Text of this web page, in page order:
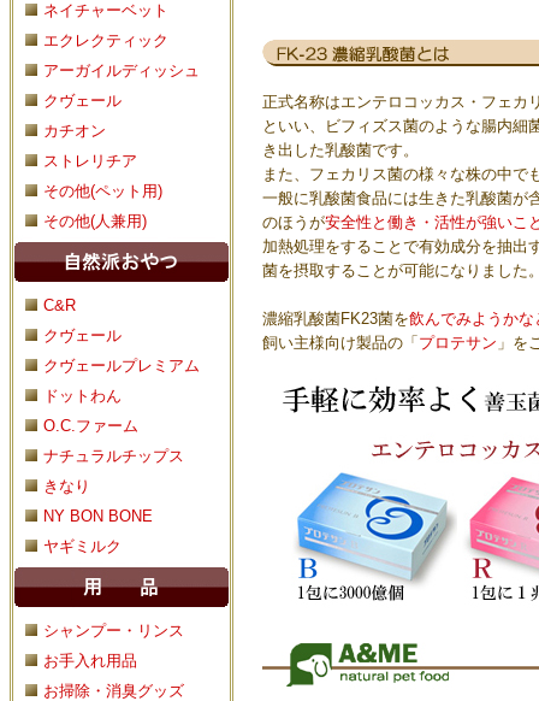
ネイチャーベット
エクレクティック
アーガイルディッシュ
クヴェール
カチオン
ストレリチア
その他(ペット用)
その他(人兼用)
C&R
クヴェール
クヴェールプレミアム
ドットわん
O.C.ファーム
ナチュラルチップス
きなり
NY BON BONE
ヤギミルク
シャンプー・リンス
お手入れ用品
お掃除・消臭グッズ
正式名称はエンテロコッカス・フェカ
といい、ビフィズス菌のような腸内細
き出した乳酸菌です。
また、フェカリス菌の様々な株の中で
一般に乳酸菌食品には生きた乳酸菌が
のほうが安全性と働き・活性が強いこ
加熱処理をすることで有効成分を抽出
菌を摂取することが可能になりました
濃縮乳酸菌FK23菌を飲んでみようか
飼い主様向け製品の「プロテサン 」を